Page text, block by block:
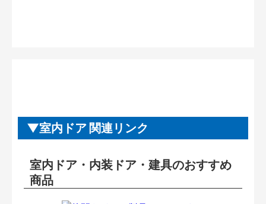
室内ドア 関連リンク
室内ドア・内装ドア・建具のおすすめ
商品